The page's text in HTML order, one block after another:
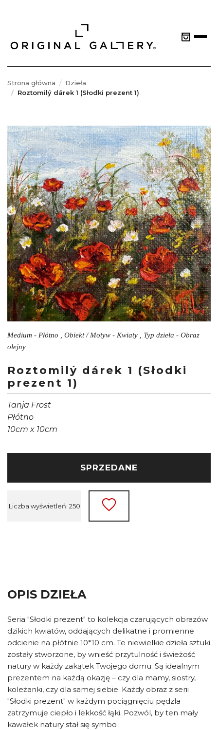
Strona główna
Dzieła
Roztomilý dárek 1 (Słodki prezent 1)
Medium - Płótno , Obiekt / Motyw - Kwiaty , Typ dzieła - Obraz
olejny
Roztomilý dárek 1 (Słodki
prezent 1)
Tanja Frost
Płótno
10cm x 10cm
SPRZEDANE
Liczba wyświetleń: 250
OPIS DZIEŁA
Seria "Słodki prezent" to kolekcja czarujących obrazów
dzikich kwiatów, oddających delikatne i promienne
odcienie na płótnie 10*10 cm. Te niewielkie dzieła sztuki
zostały stworzone, by wnieść przytulność i świeżość
natury w każdy zakątek Twojego domu. Są idealnym
prezentem na każdą okazję – czy dla mamy, siostry,
koleżanki, czy dla samej siebie. Każdy obraz z serii
"Słodki prezent" w każdym pociągnięciu pędzla
zatrzymuje ciepło i lekkość łąki. Pozwól, by ten mały
kawałek natury stał się symbo